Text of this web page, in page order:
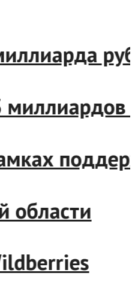
миллиарда
рамках
области